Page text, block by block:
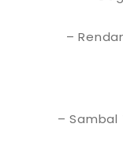
–
– Sambal